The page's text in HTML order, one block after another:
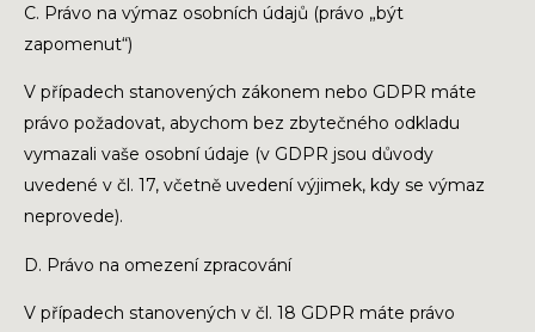
C. Právo na výmaz osobních údajů (právo „být
zapomenut“)
V případech stanovených zákonem nebo GDPR máte
právo požadovat, abychom bez zbytečného odkladu
vymazali vaše osobní údaje (v GDPR jsou důvody
uvedené v čl. 17, včetně uvedení výjimek, kdy se výmaz
neprovede).
D. Právo na omezení zpracování
V případech stanovených v čl. 18 GDPR máte právo